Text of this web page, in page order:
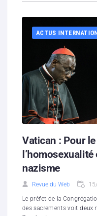
ACTUS
Vatican : Pour
nazisme
Revue du Web
Le préfet de la
des sacrements voit deux